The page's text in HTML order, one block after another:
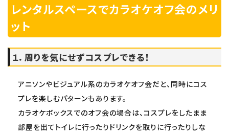
レンタルスペースでカラオケオフ会のメリ
ット
１．周りを気にせずコスプレできる！
アニソンやビジュアル系のカラオケオフ会だと、同時にコス
プレを楽しむパターンもあります。
カラオケボックスでのオフ会の場合は、コスプレをしたまま
部屋を出てトイレに行ったりドリンクを取りに行ったりしな